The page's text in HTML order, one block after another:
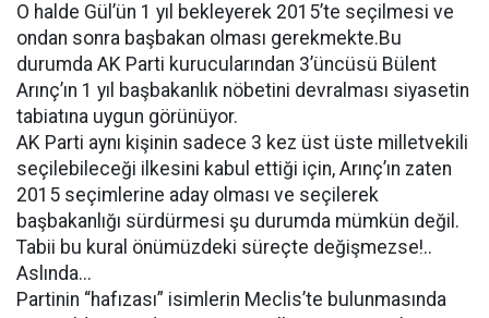
O halde Gül’ün 1 yıl bekleyerek 2015’te seçilmesi ve
ondan sonra başbakan olması gerekmekte.Bu
durumda AK Parti kurucularından 3’üncüsü Bülent
Arınç’ın 1 yıl başbakanlık nöbetini devralması siyasetin
tabiatına uygun görünüyor.
AK Parti aynı kişinin sadece 3 kez üst üste milletvekili
seçilebileceği ilkesini kabul ettiği için, Arınç’ın zaten
2015 seçimlerine aday olması ve seçilerek
başbakanlığı sürdürmesi şu durumda mümkün değil.
Tabii bu kural önümüzdeki süreçte değişmezse!..
Aslında...
Partinin “hafızası” isimlerin Meclis’te bulunmasında